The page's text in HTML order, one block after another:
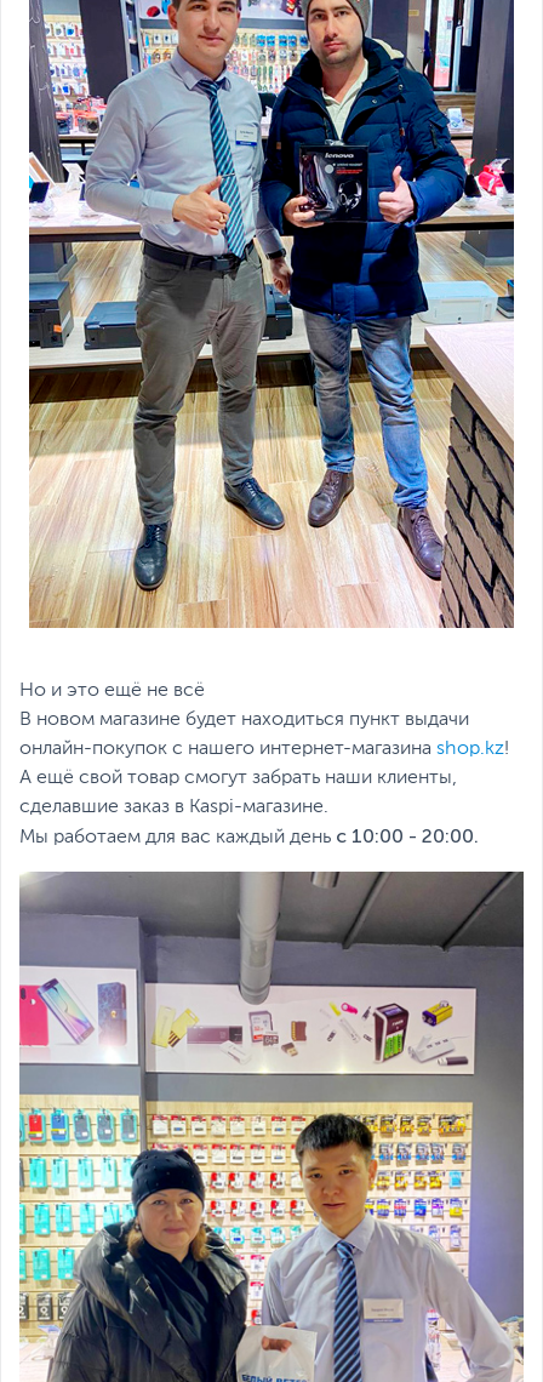
Но и это ещё не всё
В новом магазине будет находиться пункт выдачи
онлайн-покупок с нашего интернет-магазина shop.kz!
А ещё свой товар смогут забрать наши клиенты,
сделавшие заказ в Kaspi-магазине.
Мы работаем для вас каждый день с 10:00 - 20:00.